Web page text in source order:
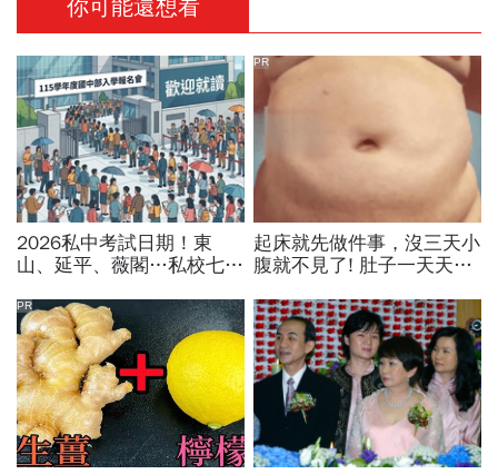
你可能還想看
2026私中考試日期！東
山、延平、薇閣…私校七雄
明會，私立國中公立國中怎
麼選
起床就先做件事，沒三天小
腹就不見了! 肚子一天天變
PR
PR